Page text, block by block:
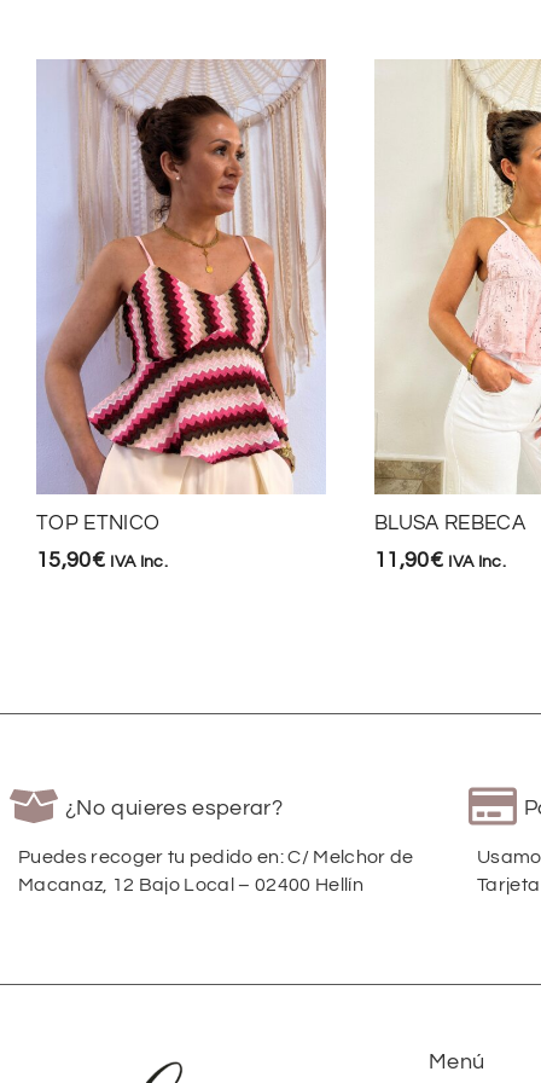
TOP ETNICO
15,90€ IVA Inc.
BLUSA REBECA
11,90€ IVA Inc.
¿No quieres esperar?
Puedes recoger tu pedido en: C/ Melchor de
Macanaz, 12 Bajo Local – 02400 Hellín
Menú